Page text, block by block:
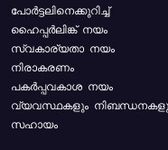
പോര്‍ട്ടലിനെക്കുറിച്ച്
ഹൈപ്പർലിങ്ക് നയം
സ്വകാര്യതാ നയം
നിരാകരണം
പകർപ്പവകാശ നയം
വ്യവസ്ഥകളും
സഹായം